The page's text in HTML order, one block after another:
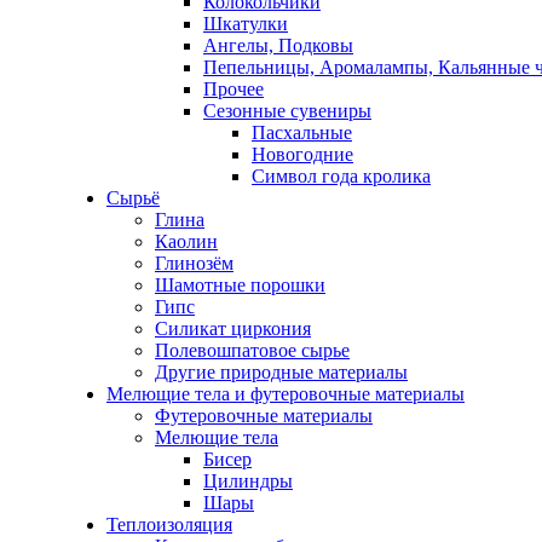
Шкатулки
Ангелы, Подковы
Пепельницы, Аромалампы, Кальянные
Прочее
Сезонные сувениры
Пасхальные
Новогодние
Символ года кролика
Сырьё
Глина
Каолин
Глинозём
Шамотные порошки
Гипс
Силикат циркония
Полевошпатовое сырье
Другие природные материалы
Мелющие тела и футеровочные материалы
Футеровочные материалы
Мелющие тела
Бисер
Цилиндры
Шары
Теплоизоляция